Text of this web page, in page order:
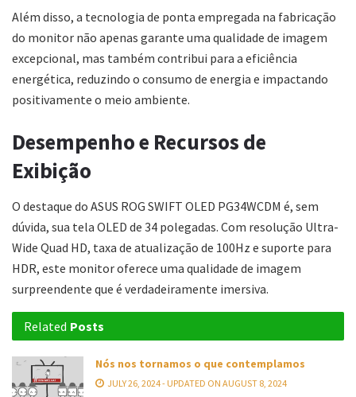
Além disso, a tecnologia de ponta empregada na fabricação
do monitor não apenas garante uma qualidade de imagem
excepcional, mas também contribui para a eficiência
energética, reduzindo o consumo de energia e impactando
positivamente o meio ambiente.
Desempenho e Recursos de
Exibição
O destaque do ASUS ROG SWIFT OLED PG34WCDM é, sem
dúvida, sua tela OLED de 34 polegadas. Com resolução Ultra-
Wide Quad HD, taxa de atualização de 100Hz e suporte para
HDR, este monitor oferece uma qualidade de imagem
surpreendente que é verdadeiramente imersiva.
Related Posts
Nós nos tornamos o que contemplamos
JULY 26, 2024 - UPDATED ON AUGUST 8, 2024